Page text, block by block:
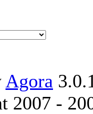
Agora
2007 -